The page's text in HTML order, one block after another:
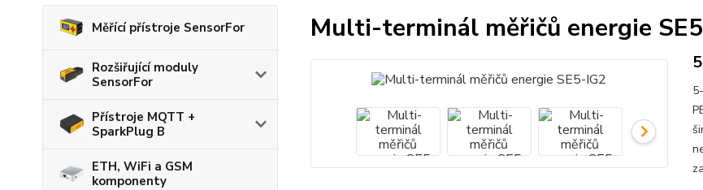
Měřící přístroje SensorFor
Rozšiřující moduly
SensorFor
Přístroje MQTT +
SparkPlug B
ETH, WiFi a GSM
komponenty
Multi-terminál měřičů energie